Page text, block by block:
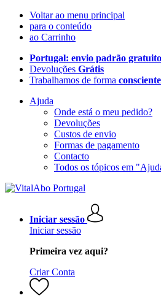
Voltar ao menu principal
para o conteúdo
ao Carrinho
Portugal: envio padrão gratuito
Devoluções Grátis
Trabalhamos de forma
Ajuda
Onde está o meu pedido?
Devoluções
Custos de envio
Formas de pagamento
Contacto
Todos os tópicos em
Iniciar sessão
Iniciar sessão
Primeira vez aqui?
Criar Conta